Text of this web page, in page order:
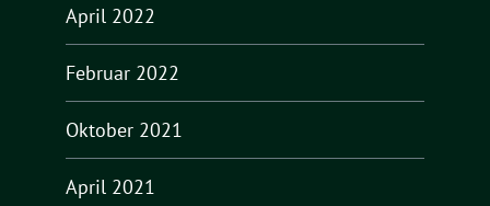
April 2022
Februar 2022
Oktober 2021
April 2021